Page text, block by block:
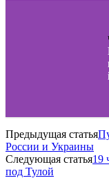
Предыдущая статья
России и Украины
Следующая статья19
под Тулой